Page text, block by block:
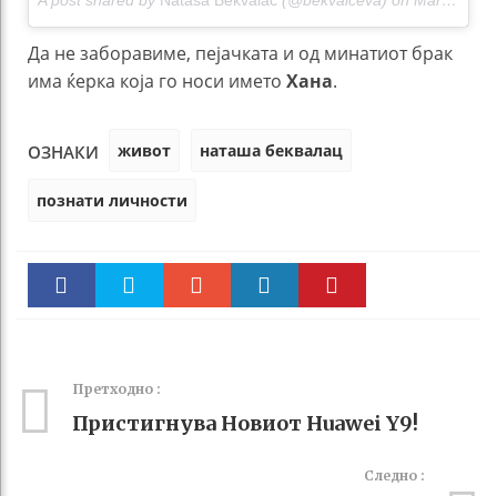
Да не заборавиме, пејачката и од минатиот брак
има ќерка која го носи името Хана.
ОЗНАКИ живот наташа беквалац
познати личности
Претходно :
Пристигнува Новиот Huawei Y9!
Следно :